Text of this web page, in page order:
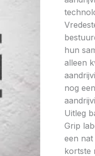
hun
alleen
nog
Uitleg
Grip
een nat
kortste